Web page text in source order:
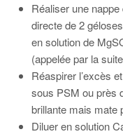
Réaliser une
directe de 2
en solution de
(appelée par la
Réaspirer l’excès
sous PSM ou près
brillante mais mate
Diluer en solution